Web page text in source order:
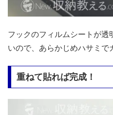
フックのフィルムシートが透
いので、あらかじめハサミで
重ねて貼れば完成！